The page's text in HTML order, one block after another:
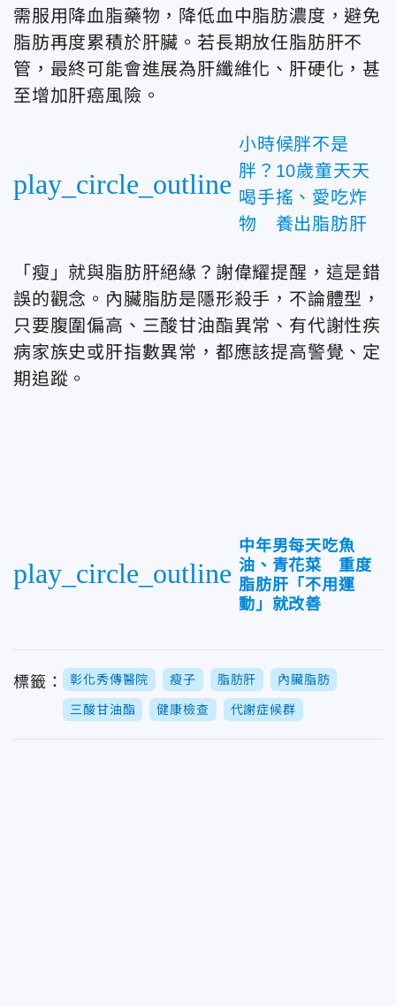
需服用降血脂藥物，降低血中脂肪濃度，避免
脂肪再度累積於肝臟。若長期放任脂肪肝不
管，最終可能會進展為肝纖維化、肝硬化，甚
至增加肝癌風險。
play_circle_outline
小時候胖不是
胖？10歲童天天
喝手搖、愛吃炸
物 養出脂肪肝
「瘦」就與脂肪肝絕緣？謝偉耀提醒， 這是錯
誤的觀念。內臟脂肪是隱形殺手，不論體型，
只要腹圍偏高、三酸甘油酯異常、有代謝性疾
病家族史或肝指數異常，都應該提高警覺、定
期追蹤。
play_circle_outline
中年男每天吃魚
油、青花菜 重度
脂肪肝「不用運
動」就改善
標籤： 彰化秀傳醫院 瘦子 脂肪肝 內臟脂肪
三酸甘油酯 健康檢查 代謝症候群